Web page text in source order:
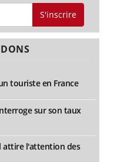
S'inscrire
touriste en France
sur son taux
attire l'attention des